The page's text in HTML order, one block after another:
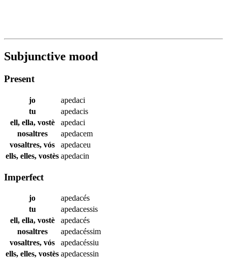
Subjunctive mood
Present
jo
apedaci
tu
apedacis
ell, ella, vostè
apedaci
nosaltres
apedacem
vosaltres, vós
apedaceu
ells, elles, vostès apedacin
Imperfect
jo
apedacés
tu
apedacessis
ell, ella, vostè
apedacés
nosaltres
apedacéssim
vosaltres, vós
apedacéssiu
ells, elles, vostès apedacessin